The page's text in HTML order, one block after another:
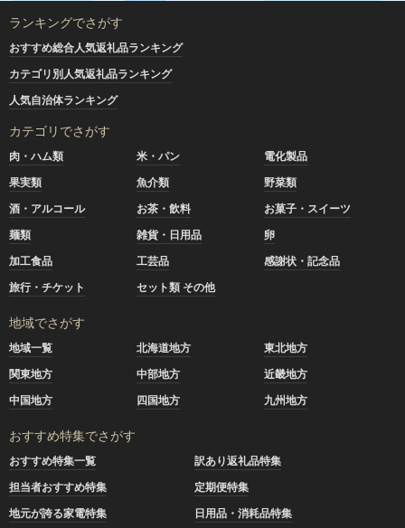
ランキングでさがす
おすすめ総合人気返礼品ランキング
カテゴリ別人気返礼品ランキング
人気自治体ランキング
カテゴリでさがす
肉・ハム類 米・パン
電化製品
果実類
魚介類
野菜類
酒・アルコール
お茶・飲料
お菓子・スイーツ
麺類
雑貨・日用品
卵
加工食品
工芸品
感謝状・記念品
旅行・チケット
セット類 その他
地域でさがす
地域一覧 北海道地方
東北地方
関東地方
中部地方
近畿地方
中国地方
四国地方 九州地方
おすすめ特集でさがす
おすすめ特集一覧
訳あり返礼品特集
担当者おすすめ特集
定期便特集
地元が誇る家電特集
日用品・消耗品特集